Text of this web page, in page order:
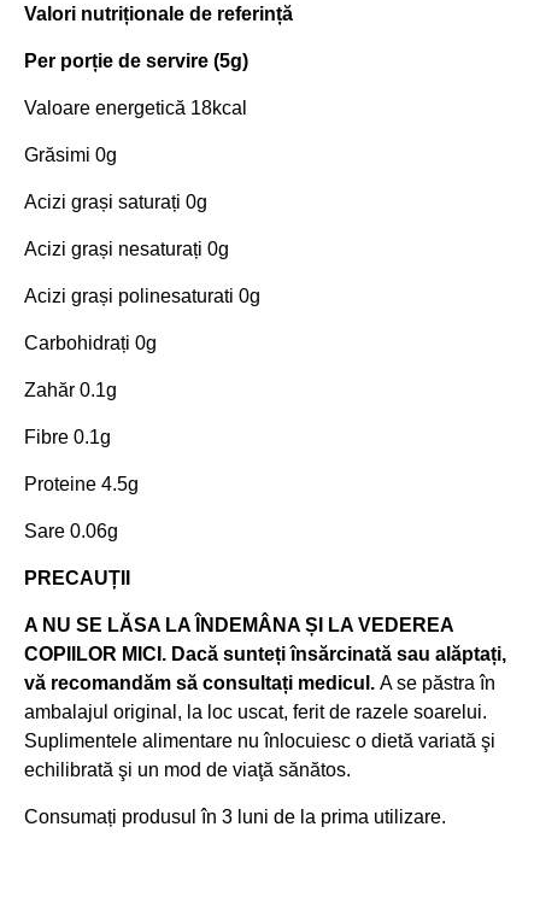
Valori nutriționale de referință
Per porție de servire (5g)
Valoare energetică 18kcal
Grăsimi 0g
Acizi grași saturați 0g
Acizi grași nesaturați 0g
Acizi grași polinesaturati 0g
Carbohidrați 0g
Zahăr 0.1g
Fibre 0.1g
Proteine 4.5g
Sare 0.06g
PRECAUȚII
A NU SE LĂSA LA ÎNDEMÂNA ȘI LA VEDEREA
COPIILOR MICI. Dacă sunteți însărcinată sau alăptați,
vă recomandăm să consultați medicul. A se păstra în
ambalajul original, la loc uscat, ferit de razele soarelui.
Suplimentele alimentare nu înlocuiesc o dietă variată şi
echilibrată şi un mod de viaţă sănătos.
Consumați produsul în 3 luni de la prima utilizare.